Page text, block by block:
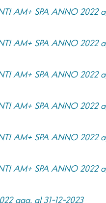
AM+ SPA ANNO 2022
AM+ SPA ANNO 2022
AM+ SPA ANNO 2022
AM+ SPA ANNO 2022
AM+ SPA ANNO 2022
AM+ SPA ANNO 2022
agg. al 31-12-2023